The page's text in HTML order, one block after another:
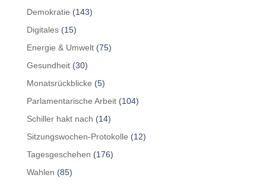
Demokratie (143)
Digitales(15)
Energie & Umwelt(75)
Gesundheit(30)
Monatsrückblicke (5)
Parlamentarische Arbeit(104)
Schiller hakt nach (14)
Sitzungswochen-Protokolle (12)
Tagesgeschehen (176)
Wahlen (85)